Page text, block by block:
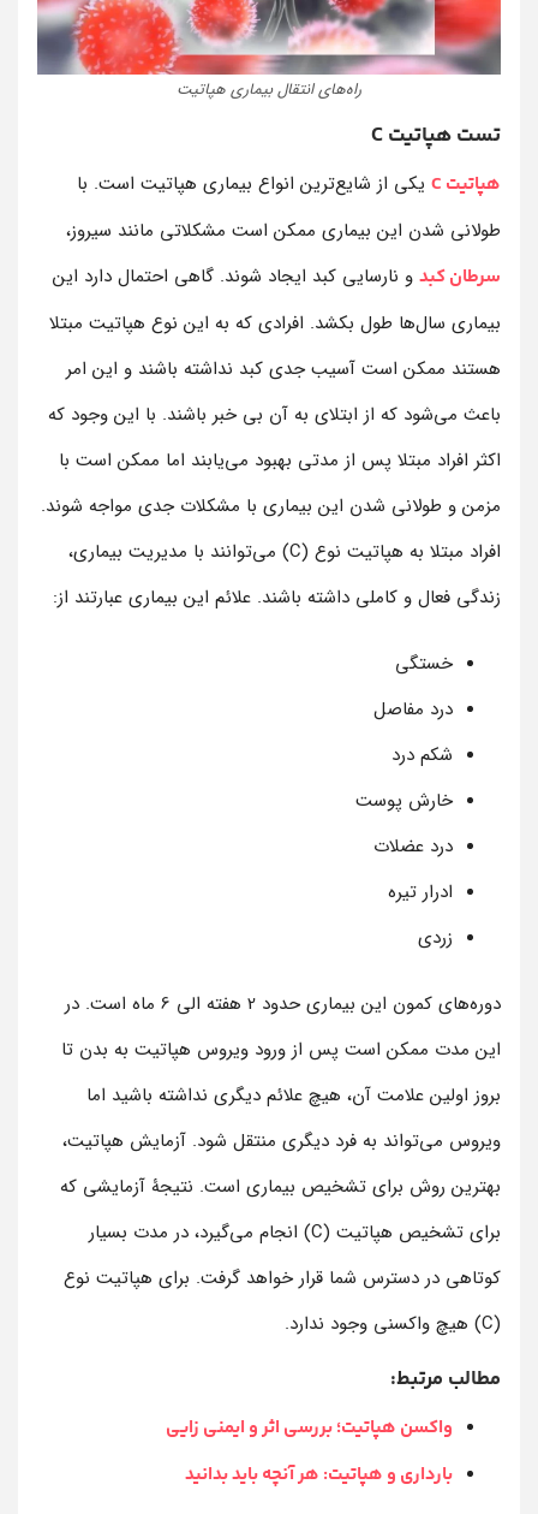
راه‌های انتقال بیماری هپاتیت
تست هپاتیت C
هپاتیت C
یکی از شایع‌ترین انواع بیماری هپاتیت است. با
طولانی شدن این بیماری ممکن است مشکلاتی مانند سیروز،
سرطان کبد و نارسایی کبد ایجاد شوند. گاهی احتمال دارد این
بیماری سال‌ها طول بکشد. افرادی که به این نوع هپاتیت مبتلا
هستند ممکن است آسیب جدی کبد نداشته باشند و این امر
باعث می‌شود که از ابتلای به آن بی خبر باشند. با این وجود که
اکثر افراد مبتلا پس از مدتی بهبود می‌یابند اما ممکن است با
مزمن و طولانی شدن این بیماری با مشکلات جدی مواجه شوند.
افراد مبتلا به هپاتیت نوع (C) می‌توانند با مدیریت بیماری،
زندگی فعال و کاملی داشته باشند. علائم این بیماری عبارتند از:
خستگی
درد مفاصل
شکم درد
خارش پوست
درد عضلات
ادرار تیره
زردی
دوره‌های کمون این بیماری حدود 2 هفته الی 6 ماه است. در
این مدت ممکن است پس از ورود ویروس هپاتیت به بدن تا
بروز اولین علامت آن، هیچ علائم دیگری نداشته باشید اما
ویروس می‌تواند به فرد دیگری منتقل شود. آزمایش هپاتیت،
بهترین روش برای تشخیص بیماری است. نتیجۀ آزمایشی که
برای تشخیص هپاتیت (C) انجام می‌گیرد، در مدت بسیار
کوتاهی در دسترس شما قرار خواهد گرفت. برای هپاتیت نوع
(C) هیچ واکسنی وجود ندارد.
مطالب مرتبط:
واکسن هپاتیت؛ بررسی اثر و ایمنی زایی
بارداری و هپاتیت: هر آنچه باید بدانید